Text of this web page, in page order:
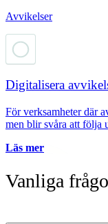
Avvikelser
Digitalisera
För verksamheter där
men blir svåra att följa
Läs mer
Vanliga